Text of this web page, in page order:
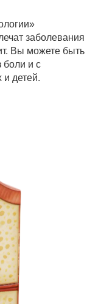
заболевания
Вы можете быть
боли и с
детей.